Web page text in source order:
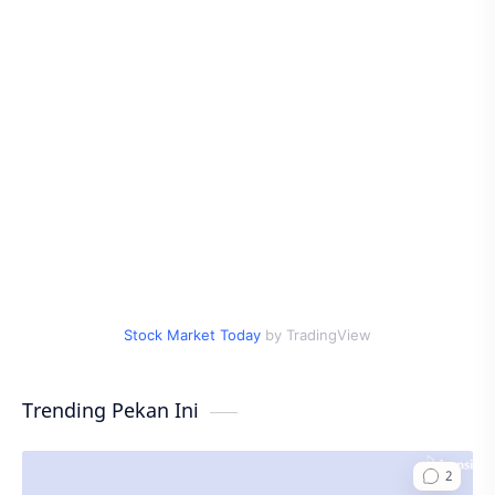
Stock Market Today by TradingView
Trending Pekan Ini